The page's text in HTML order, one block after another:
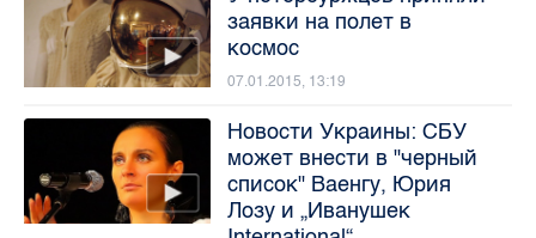
заявки на полет в
космос
07.01.2015, 13:19
Новости Украины: СБУ
может внести в "черный
список" Ваенгу, Юрия
Лозу и „Иванушек